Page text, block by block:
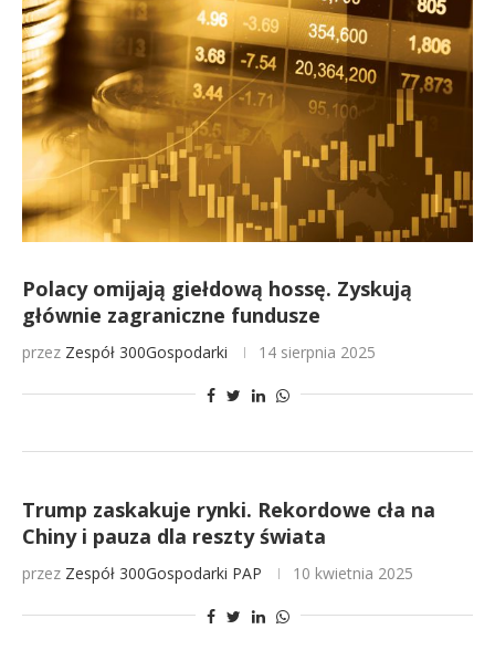
Polacy omijają giełdową hossę. Zyskują
głównie zagraniczne fundusze
przez Zespół 300Gospodarki 14 sierpnia 2025
Trump zaskakuje rynki. Rekordowe cła na
Chiny i pauza dla reszty świata
przez Zespół 300Gospodarki PAP 10 kwietnia 2025